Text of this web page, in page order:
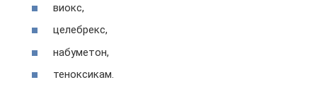
виокс,
целебрекс,
набуметон,
теноксикам.